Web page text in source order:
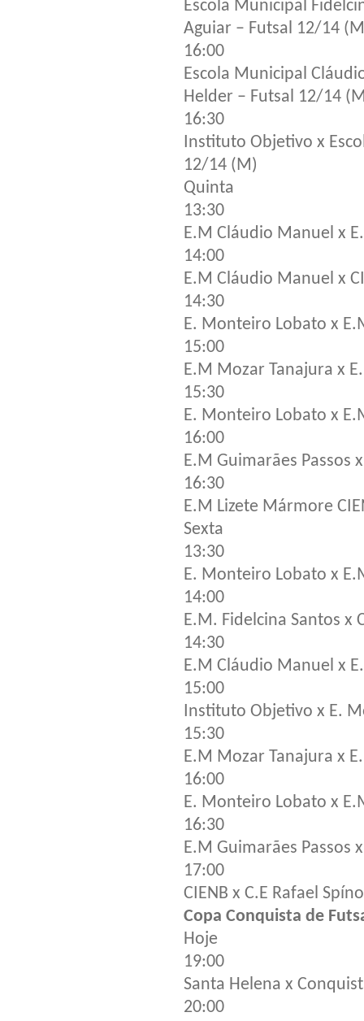
Escola Municipal
Aguiar – Futsal 12/14
16:00
Escola Municipal
Helder – Futsal 12/14
16:30
Instituto Objetivo x
12/14 (M)
Quinta
13:30
E.M Cláudio Manuel x
14:00
E.M Cláudio Manuel x
14:30
E. Monteiro Lobato x
15:00
E.M Mozar Tanajura x
15:30
E. Monteiro Lobato x
16:00
E.M Guimarães Passos
16:30
E.M Lizete Mármore
Sexta
13:30
E. Monteiro Lobato x
14:00
E.M. Fidelcina Santos x
14:30
E.M Cláudio Manuel x
15:00
Instituto Objetivo x E.
15:30
E.M Mozar Tanajura x
16:00
E. Monteiro Lobato x
16:30
E.M Guimarães Passos
17:00
CIENB x C.E Rafael
Copa Conquista de
Hoje
19:00
Santa Helena x
20:00